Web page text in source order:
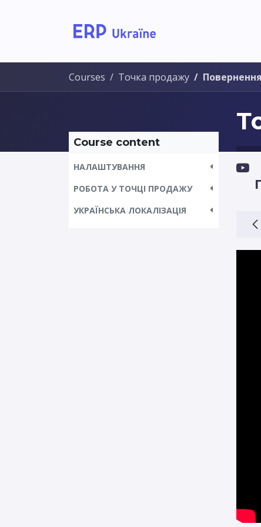
Courses Точка продажу
Course content
НАЛАШТУВАННЯ
РОБОТА У ТОЧЦІ ПРОДАЖУ
УКРАЇНСЬКА ЛОКАЛІЗАЦІЯ